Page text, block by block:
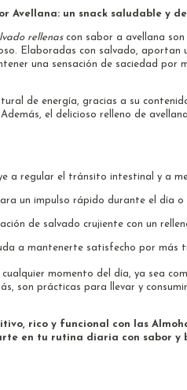
Avellana: un snack saludable y
rellenascon sabor a avellana
Elaboradas con salvado, aportan
una sensación de saciedad por
de energía, gracias a su
el delicioso relleno de
a regular el tránsito intestinal y a
un impulso rápido durante el día
de salvado crujiente con un
a mantenerte satisfecho por más
momento del día, ya sea
son prácticas para llevar y
rico y funcional con las
en tu rutina diaria con sabor y